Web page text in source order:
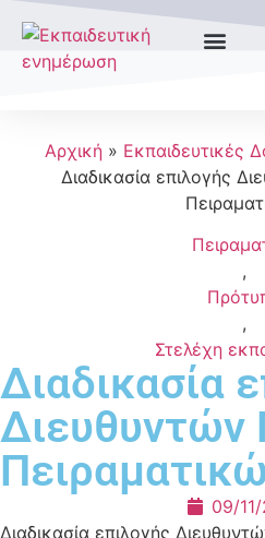
Αρχική » Εκπαιδευτικές
Διαδικασία επιλογής
,
,
Στελέχη
Διαδικασία
09/
Διαδικασία επιλογής